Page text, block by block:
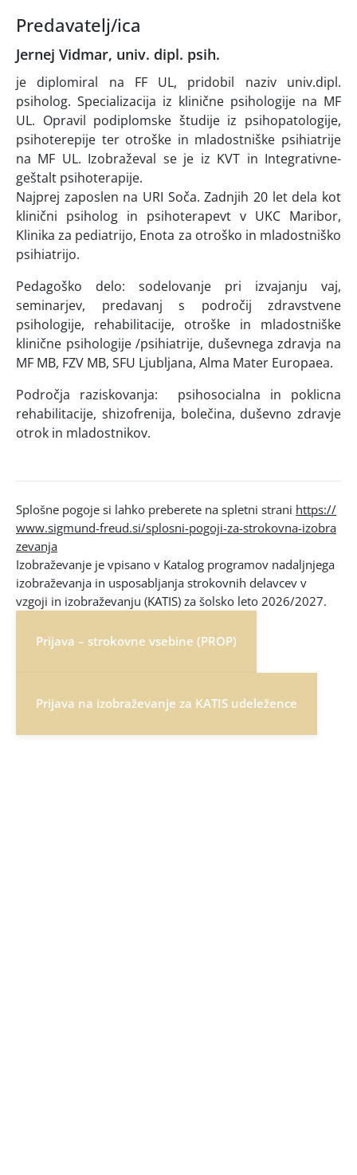
Predavatelj/ica
Jernej Vidmar, univ. dipl. psih.
je diplomiral na FF UL, pridobil naziv univ.dipl.
psiholog. Specializacija iz klinične psihologije na MF
UL. Opravil podiplomske študije iz psihopatologije,
psihoterepije ter otroške in mladostniške psihiatrije
na MF UL. Izobraževal se je iz KVT in Integrativne-
geštalt psihoterapije.
Najprej zaposlen na URI Soča. Zadnjih 20 let dela kot
klinični psiholog in psihoterapevt v UKC Maribor,
Klinika za pediatrijo, Enota za otroško in mladostniško
psihiatrijo.
Pedagoško delo: sodelovanje pri izvajanju vaj,
seminarjev, predavanj s področij zdravstvene
psihologije, rehabilitacije, otroške in mladostniške
klinične psihologije /psihiatrije, duševnega zdravja na
MF MB, FZV MB, SFU Ljubljana, Alma Mater Europaea.
Področja raziskovanja: psihosocialna in poklicna
rehabilitacije, shizofrenija, bolečina, duševno zdravje
otrok in mladostnikov.
Splošne pogoje si lahko preberete na spletni strani https://
www.sigmund-freud.si/splosni-pogoji-za-strokovna-izobra
zevanja
Izobraževanje je vpisano v Katalog programov nadaljnjega
izobraževanja in usposabljanja strokovnih delavcev v
vzgoji in izobraževanju (KATIS) za šolsko leto 2026/2027.
Prijava – strokovne vsebine (PROP)
Prijava na izobraževanje za KATIS udeležence